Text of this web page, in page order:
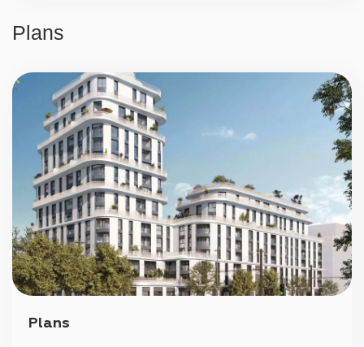
Plans
Plans